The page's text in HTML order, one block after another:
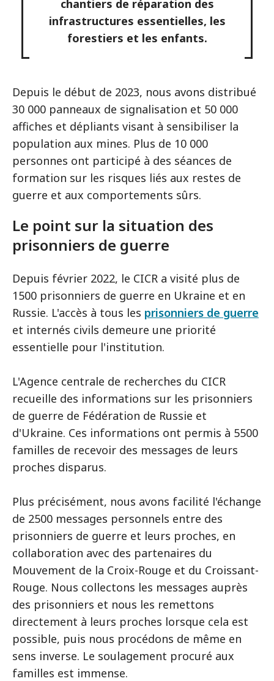
chantiers de réparation des
infrastructures essentielles, les
forestiers et les enfants.
Depuis le début de 2023, nous avons distribué
30 000 panneaux de signalisation et 50 000
affiches et dépliants visant à sensibiliser la
population aux mines. Plus de 10 000
personnes ont participé à des séances de
formation sur les risques liés aux restes de
guerre et aux comportements sûrs.
Le point sur la situation des
prisonniers de guerre
Depuis février 2022, le CICR a visité plus de
1500 prisonniers de guerre en Ukraine et en
Russie. L'accès à tous les prisonniers de guerre
et internés civils demeure une priorité
essentielle pour l'institution.
L'Agence centrale de recherches du CICR
recueille des informations sur les prisonniers
de guerre de Fédération de Russie et
d'Ukraine. Ces informations ont permis à 5500
familles de recevoir des messages de leurs
proches disparus.
Plus précisément, nous avons facilité l'échange
de 2500 messages personnels entre des
prisonniers de guerre et leurs proches, en
collaboration avec des partenaires du
Mouvement de la Croix-Rouge et du Croissant-
Rouge. Nous collectons les messages auprès
des prisonniers et nous les remettons
directement à leurs proches lorsque cela est
possible, puis nous procédons de même en
sens inverse. Le soulagement procuré aux
familles est immense.